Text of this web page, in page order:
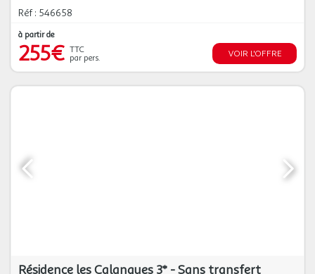
Réf : 546658
à partir de
255€ TTC
par pers.
VOIR L'OFFRE
Résidence les Calanques 3* - Sans transfert